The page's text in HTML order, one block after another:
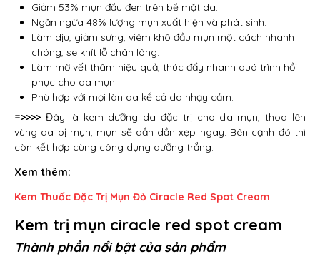
Giảm 53% mụn đầu đen trên bề mặt da.
Ngăn ngừa 48% lượng mụn xuất hiện và phát sinh.
Làm dịu, giảm sưng, viêm khô đầu mụn một cách nhanh
chóng, se khít lỗ chân lông.
Làm mờ vết thâm hiệu quả, thúc đẩy nhanh quá trình hồi
phục cho da mụn.
Phù hợp với mọi làn da kể cả da nhạy cảm.
=>>>> Đây là kem dưỡng da đặc trị cho da mụn, thoa lên
vùng da bị mụn, mụn sẽ dần dần xẹp ngay. Bên cạnh đó thì
còn kết hợp cùng công dụng dưỡng trắng.
Xem thêm:
Kem Thuốc Đặc Trị Mụn Đỏ Ciracle Red Spot Cream
Kem trị mụn ciracle red spot cream
Thành phần nổi bật của sản phẩm